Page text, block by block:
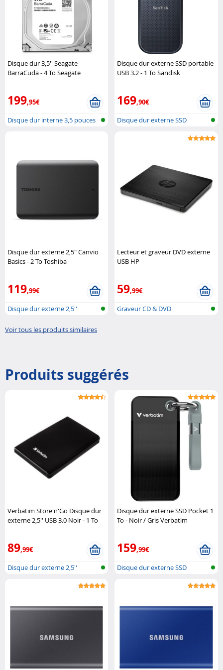
Disque dur 3,5'' Seagate
BarraCuda - 4 To Seagate
199,95€
Disque dur interne 3,5 pouces
Disque dur externe SSD portable
USB 3.2 - 1 To Sandisk
169,90€
Disque dur externe SSD
Disque dur externe 2,5" Canvio
Basics - 2 To Toshiba
119,99€
Disque dur externe 2,5''
Lecteur et graveur DVD externe
USB HP
59,99€
Graveur CD & DVD
Voir tous les produits similaires
Produits suggérés
Verbatim Store'n'Go Disque dur
externe 2,5'' USB 3.0 Noir - 1 To
89,99€
Disque dur externe 2,5''
Disque dur externe SSD Pocket 1
To - Noir / Gris Verbatim
159,99€
Disque dur externe SSD